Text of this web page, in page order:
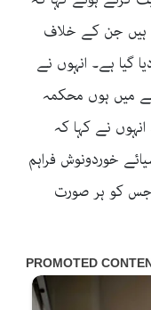
ہیں جن کے خلاف
گیا ہے۔ انہوں نے
میں ہوں محکمہ
نے کہا کہ
خوردونوش فراہم
جس کو ہر صورت